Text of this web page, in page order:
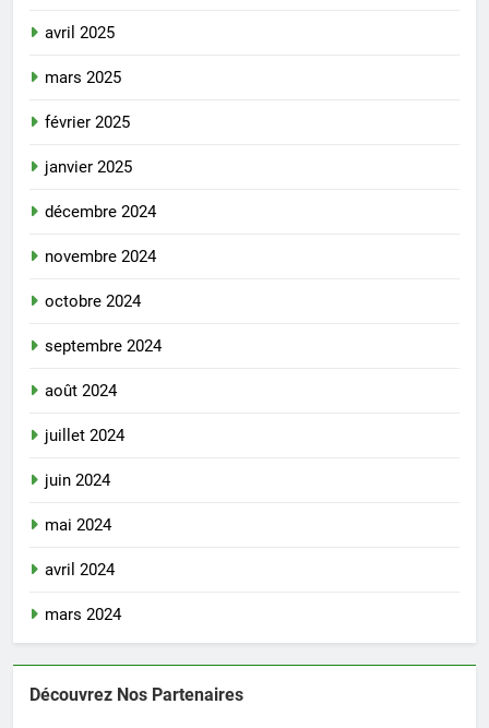
avril 2025
mars 2025
février 2025
janvier 2025
décembre 2024
novembre 2024
octobre 2024
septembre 2024
août 2024
juillet 2024
juin 2024
mai 2024
avril 2024
mars 2024
Découvrez Nos Partenaires